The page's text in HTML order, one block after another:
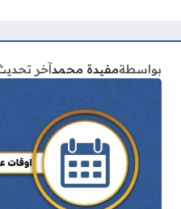
بواسطةمفيدة محمدآخر